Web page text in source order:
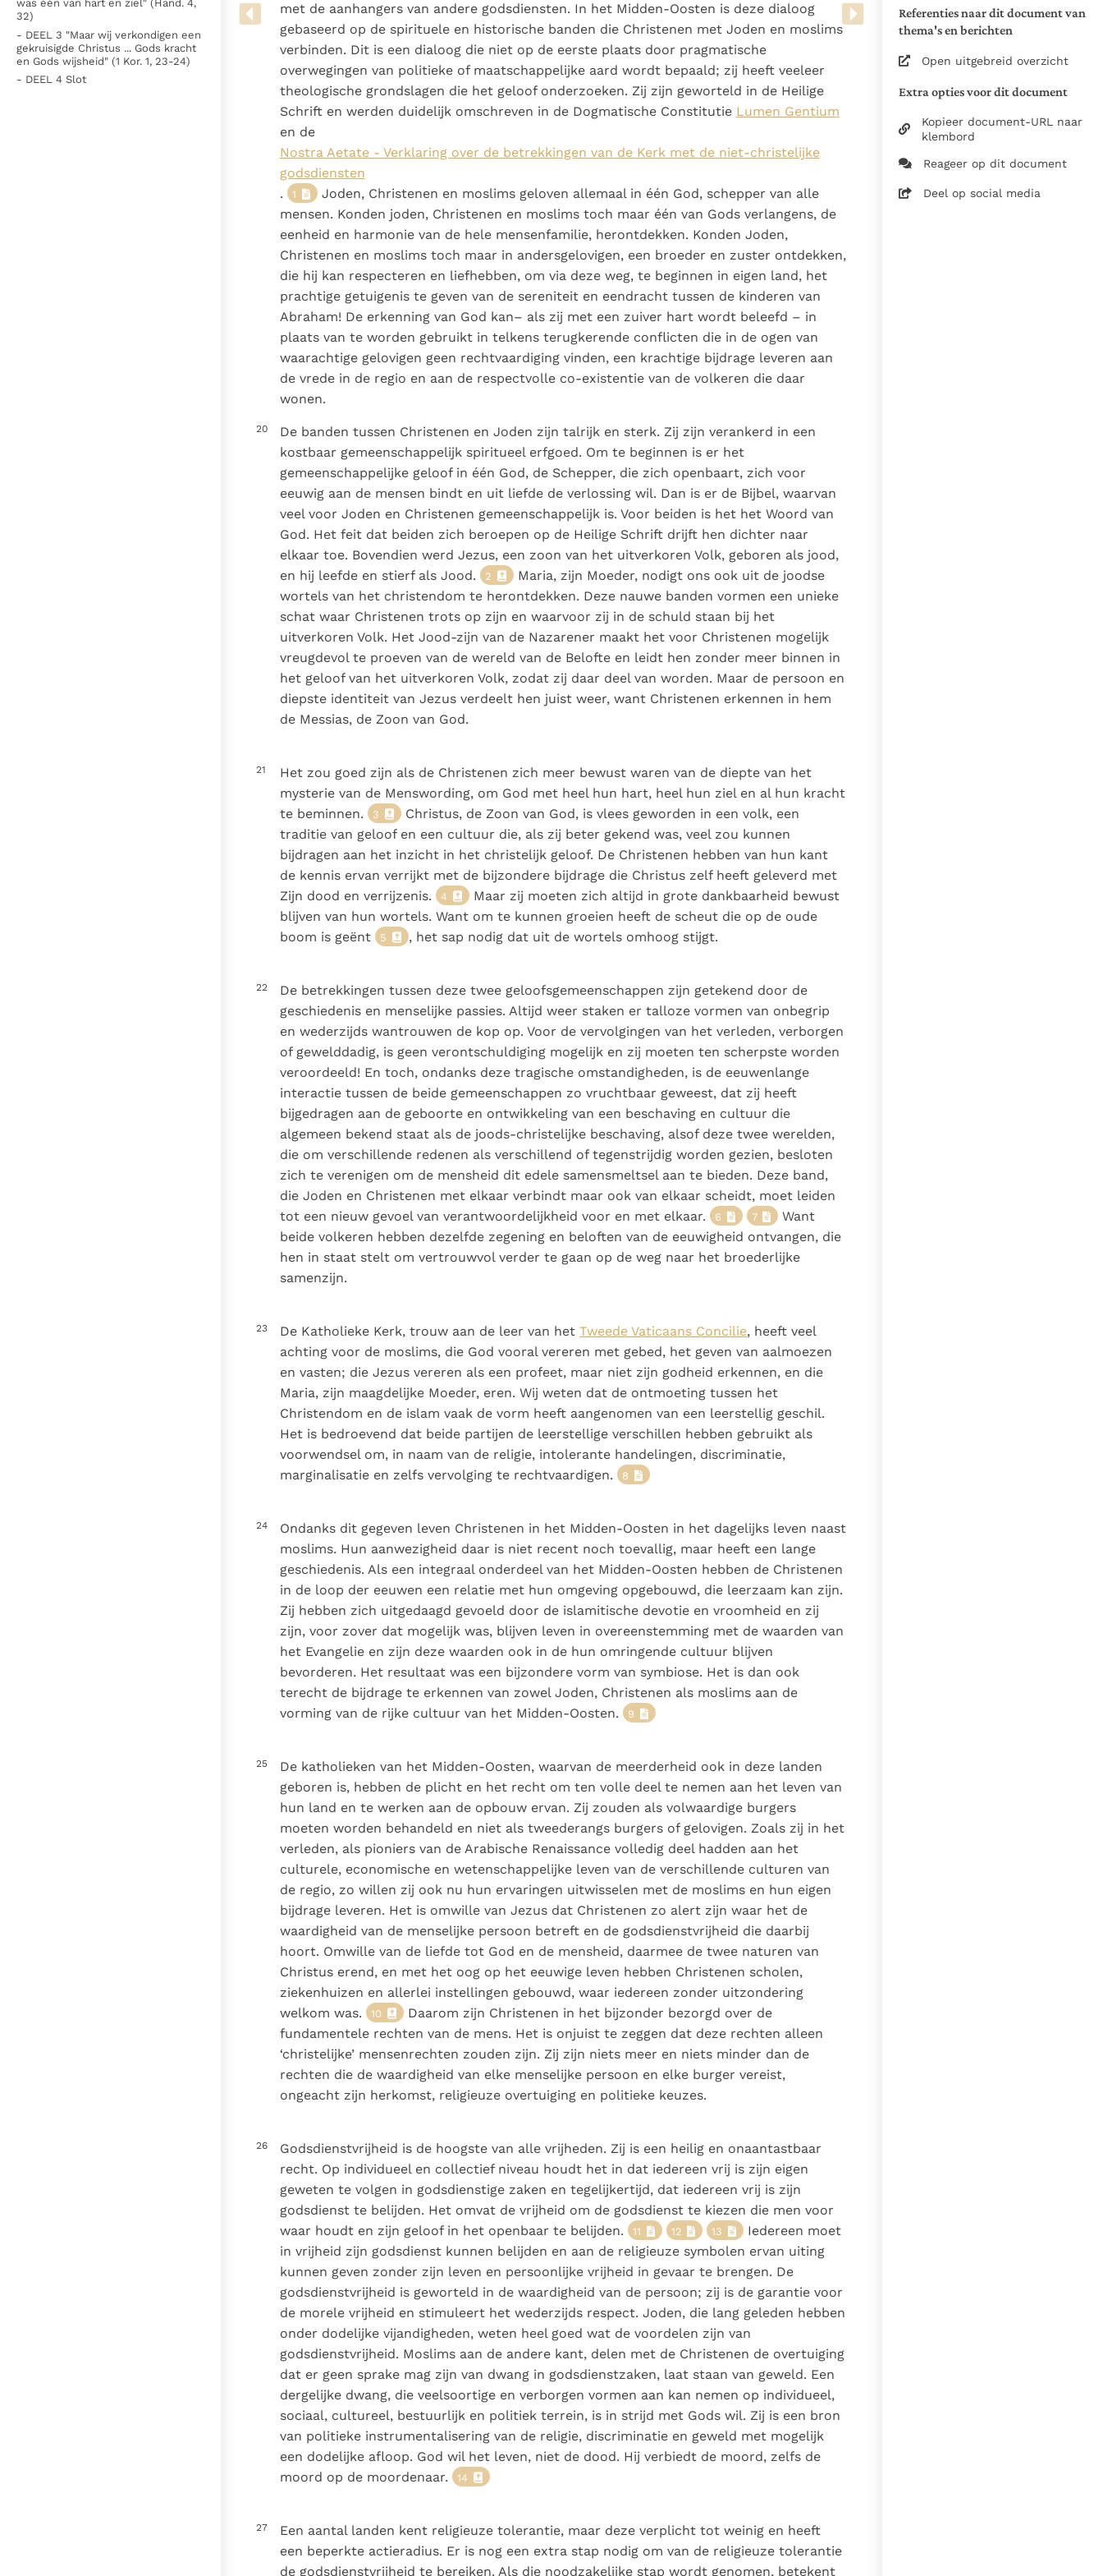
Denzinger Gebruiksvoorwaarden
koninkrijk te
herkennen
groeit stilletjes door
liefde, niet door
dwang
De mystiek. De
mystieke
verschijnselen en de
heiligheid
als een taak"
Paus in Pavia: St.
Augustinus toont ons de
noodzaak om "naar het
innerlijk" toe te keren.
2012, Libertrice Editrice
Stg. InterKerk
Vert. uit het Italiaans
Zie de gebruiksvoorwaarden
van de documenten
2013
Referenties naar dit document van
thema's en berichten
Open uitgebreid overzicht
Extra opties voor dit document
Kopieer document-URL naar
klembord
Reageer op dit document
Deel op social media
was één van hart en ziel" (Hand. 4,
32)
- DEEL 3 "Maar wij verkondigen een
gekruisigde Christus ... Gods kracht
en Gods wijsheid" (1 Kor. 1, 23-24)
- DEEL 4 Slot
met de aanhangers van andere godsdiensten. In het Midden-Oosten is deze dialoog
gebaseerd op de spirituele en historische banden die Christenen met Joden en moslims
verbinden. Dit is een dialoog die niet op de eerste plaats door pragmatische
overwegingen van politieke of maatschappelijke aard wordt bepaald; zij heeft veeleer
theologische grondslagen die het geloof onderzoeken. Zij zijn geworteld in de Heilige
Schrift en werden duidelijk omschreven in de Dogmatische Constitutie Lumen Gentium
en de
Nostra Aetate - Verklaring over de betrekkingen van de Kerk met de niet-christelijke
godsdiensten
.
1
Joden, Christenen en moslims geloven allemaal in één God, schepper van alle
mensen. Konden joden, Christenen en moslims toch maar één van Gods verlangens, de
eenheid en harmonie van de hele mensenfamilie, herontdekken. Konden Joden,
Christenen en moslims toch maar in andersgelovigen, een broeder en zuster ontdekken,
die hij kan respecteren en liefhebben, om via deze weg, te beginnen in eigen land, het
prachtige getuigenis te geven van de sereniteit en eendracht tussen de kinderen van
Abraham! De erkenning van God kan– als zij met een zuiver hart wordt beleefd – in
plaats van te worden gebruikt in telkens terugkerende conflicten die in de ogen van
waarachtige gelovigen geen rechtvaardiging vinden, een krachtige bijdrage leveren aan
de vrede in de regio en aan de respectvolle co-existentie van de volkeren die daar
wonen.
20
De banden tussen Christenen en Joden zijn talrijk en sterk. Zij zijn verankerd in een
kostbaar gemeenschappelijk spiritueel erfgoed. Om te beginnen is er het
gemeenschappelijke geloof in één God, de Schepper, die zich openbaart, zich voor
eeuwig aan de mensen bindt en uit liefde de verlossing wil. Dan is er de Bijbel, waarvan
veel voor Joden en Christenen gemeenschappelijk is. Voor beiden is het het Woord van
God. Het feit dat beiden zich beroepen op de Heilige Schrift drijft hen dichter naar
elkaar toe. Bovendien werd Jezus, een zoon van het uitverkoren Volk, geboren als jood,
en hij leefde en stierf als Jood.
2
Maria, zijn Moeder, nodigt ons ook uit de joodse
wortels van het christendom te herontdekken. Deze nauwe banden vormen een unieke
schat waar Christenen trots op zijn en waarvoor zij in de schuld staan bij het
uitverkoren Volk. Het Jood-zijn van de Nazarener maakt het voor Christenen mogelijk
vreugdevol te proeven van de wereld van de Belofte en leidt hen zonder meer binnen in
het geloof van het uitverkoren Volk, zodat zij daar deel van worden. Maar de persoon en
diepste identiteit van Jezus verdeelt hen juist weer, want Christenen erkennen in hem
de Messias, de Zoon van God.
21
Het zou goed zijn als de Christenen zich meer bewust waren van de diepte van het
mysterie van de Menswording, om God met heel hun hart, heel hun ziel en al hun kracht
te beminnen.
3
Christus, de Zoon van God, is vlees geworden in een volk, een
traditie van geloof en een cultuur die, als zij beter gekend was, veel zou kunnen
bijdragen aan het inzicht in het christelijk geloof. De Christenen hebben van hun kant
de kennis ervan verrijkt met de bijzondere bijdrage die Christus zelf heeft geleverd met
Zijn dood en verrijzenis.
4
Maar zij moeten zich altijd in grote dankbaarheid bewust
blijven van hun wortels. Want om te kunnen groeien heeft de scheut die op de oude
boom is geënt
5 , het sap nodig dat uit de wortels omhoog stijgt.
22
De betrekkingen tussen deze twee geloofsgemeenschappen zijn getekend door de
geschiedenis en menselijke passies. Altijd weer staken er talloze vormen van onbegrip
en wederzijds wantrouwen de kop op. Voor de vervolgingen van het verleden, verborgen
of gewelddadig, is geen verontschuldiging mogelijk en zij moeten ten scherpste worden
veroordeeld! En toch, ondanks deze tragische omstandigheden, is de eeuwenlange
interactie tussen de beide gemeenschappen zo vruchtbaar geweest, dat zij heeft
bijgedragen aan de geboorte en ontwikkeling van een beschaving en cultuur die
algemeen bekend staat als de joods-christelijke beschaving, alsof deze twee werelden,
die om verschillende redenen als verschillend of tegenstrijdig worden gezien, besloten
zich te verenigen om de mensheid dit edele samensmeltsel aan te bieden. Deze band,
die Joden en Christenen met elkaar verbindt maar ook van elkaar scheidt, moet leiden
tot een nieuw gevoel van verantwoordelijkheid voor en met elkaar.
6 7
Want
beide volkeren hebben dezelfde zegening en beloften van de eeuwigheid ontvangen, die
hen in staat stelt om vertrouwvol verder te gaan op de weg naar het broederlijke
samenzijn.
23 De Katholieke Kerk, trouw aan de leer van het Tweede Vaticaans Concilie, heeft veel
achting voor de moslims, die God vooral vereren met gebed, het geven van aalmoezen
en vasten; die Jezus vereren als een profeet, maar niet zijn godheid erkennen, en die
Maria, zijn maagdelijke Moeder, eren. Wij weten dat de ontmoeting tussen het
Christendom en de islam vaak de vorm heeft aangenomen van een leerstellig geschil.
Het is bedroevend dat beide partijen de leerstellige verschillen hebben gebruikt als
voorwendsel om, in naam van de religie, intolerante handelingen, discriminatie,
marginalisatie en zelfs vervolging te rechtvaardigen.
8
24
Ondanks dit gegeven leven Christenen in het Midden-Oosten in het dagelijks leven naast
moslims. Hun aanwezigheid daar is niet recent noch toevallig, maar heeft een lange
geschiedenis. Als een integraal onderdeel van het Midden-Oosten hebben de Christenen
in de loop der eeuwen een relatie met hun omgeving opgebouwd, die leerzaam kan zijn.
Zij hebben zich uitgedaagd gevoeld door de islamitische devotie en vroomheid en zij
zijn, voor zover dat mogelijk was, blijven leven in overeenstemming met de waarden van
het Evangelie en zijn deze waarden ook in de hun omringende cultuur blijven
bevorderen. Het resultaat was een bijzondere vorm van symbiose. Het is dan ook
terecht de bijdrage te erkennen van zowel Joden, Christenen als moslims aan de
vorming van de rijke cultuur van het Midden-Oosten.
9
25
De katholieken van het Midden-Oosten, waarvan de meerderheid ook in deze landen
geboren is, hebben de plicht en het recht om ten volle deel te nemen aan het leven van
hun land en te werken aan de opbouw ervan. Zij zouden als volwaardige burgers
moeten worden behandeld en niet als tweederangs burgers of gelovigen. Zoals zij in het
verleden, als pioniers van de Arabische Renaissance volledig deel hadden aan het
culturele, economische en wetenschappelijke leven van de verschillende culturen van
de regio, zo willen zij ook nu hun ervaringen uitwisselen met de moslims en hun eigen
bijdrage leveren. Het is omwille van Jezus dat Christenen zo alert zijn waar het de
waardigheid van de menselijke persoon betreft en de godsdienstvrijheid die daarbij
hoort. Omwille van de liefde tot God en de mensheid, daarmee de twee naturen van
Christus erend, en met het oog op het eeuwige leven hebben Christenen scholen,
ziekenhuizen en allerlei instellingen gebouwd, waar iedereen zonder uitzondering
welkom was.
10
Daarom zijn Christenen in het bijzonder bezorgd over de
fundamentele rechten van de mens. Het is onjuist te zeggen dat deze rechten alleen
‘christelijke’ mensenrechten zouden zijn. Zij zijn niets meer en niets minder dan de
rechten die de waardigheid van elke menselijke persoon en elke burger vereist,
ongeacht zijn herkomst, religieuze overtuiging en politieke keuzes.
26
Godsdienstvrijheid is de hoogste van alle vrijheden. Zij is een heilig en onaantastbaar
recht. Op individueel en collectief niveau houdt het in dat iedereen vrij is zijn eigen
geweten te volgen in godsdienstige zaken en tegelijkertijd, dat iedereen vrij is zijn
godsdienst te belijden. Het omvat de vrijheid om de godsdienst te kiezen die men voor
waar houdt en zijn geloof in het openbaar te belijden.
11 12 13
Iedereen moet
in vrijheid zijn godsdienst kunnen belijden en aan de religieuze symbolen ervan uiting
kunnen geven zonder zijn leven en persoonlijke vrijheid in gevaar te brengen. De
godsdienstvrijheid is geworteld in de waardigheid van de persoon; zij is de garantie voor
de morele vrijheid en stimuleert het wederzijds respect. Joden, die lang geleden hebben
onder dodelijke vijandigheden, weten heel goed wat de voordelen zijn van
godsdienstvrijheid. Moslims aan de andere kant, delen met de Christenen de overtuiging
dat er geen sprake mag zijn van dwang in godsdienstzaken, laat staan van geweld. Een
dergelijke dwang, die veelsoortige en verborgen vormen aan kan nemen op individueel,
sociaal, cultureel, bestuurlijk en politiek terrein, is in strijd met Gods wil. Zij is een bron
van politieke instrumentalisering van de religie, discriminatie en geweld met mogelijk
een dodelijke afloop. God wil het leven, niet de dood. Hij verbiedt de moord, zelfs de
moord op de moordenaar.
14
27
Een aantal landen kent religieuze tolerantie, maar deze verplicht tot weinig en heeft
een beperkte actieradius. Er is nog een extra stap nodig om van de religieuze tolerantie
de godsdienstvrijheid te bereiken. Als die noodzakelijke stap wordt genomen, betekent